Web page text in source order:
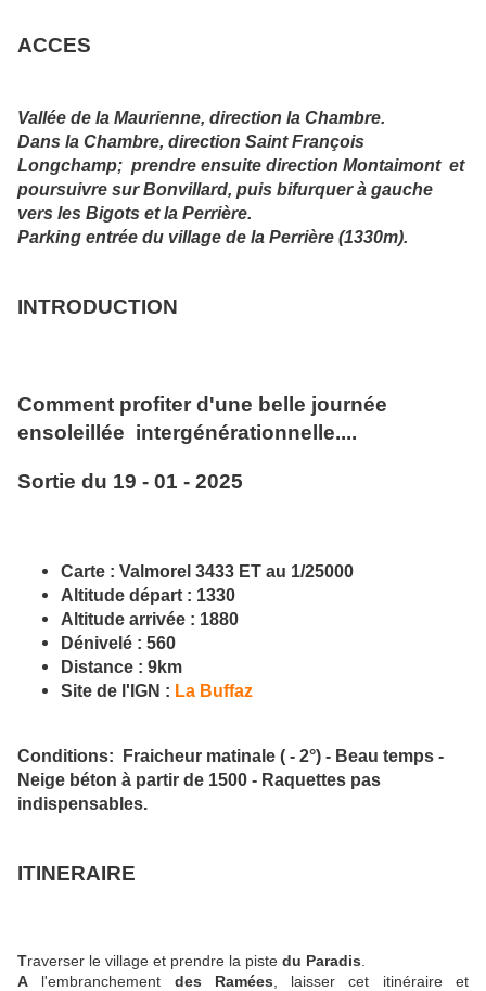
ACCES
Vallée de la Maurienne, direction la Chambre.
Dans la Chambre, direction Saint François
Longchamp; prendre ensuite direction Montaimont et
poursuivre sur Bonvillard, puis bifurquer à gauche
vers les Bigots et la Perrière.
Parking entrée du village de la Perrière (1330m).
INTRODUCTION
Comment profiter d'une belle journée
ensoleillée intergénérationnelle....
Sortie du 19 - 01 - 2025
Carte : Valmorel 3433 ET au 1/25000
Altitude départ : 1330
Altitude arrivée : 1880
Dénivelé : 560
Distance : 9km
Site de l'IGN : La Buffaz
Conditions: Fraicheur matinale ( - 2°) - Beau temps -
Neige béton à partir de 1500 - Raquettes pas
indispensables.
ITINERAIRE
Traverser le village et prendre la piste du Paradis
A l'embranchement des Ramées , laisser cet itinéraire et